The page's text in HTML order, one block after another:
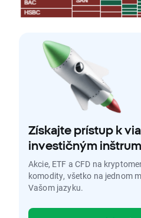
Získajte prístup k
investičným
Akcie, ETF a CFD na
komodity, všetko na jednom
Vašom jazyku.